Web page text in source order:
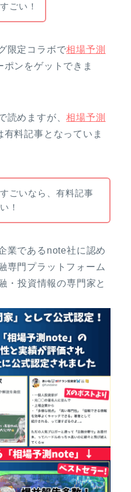
ごい！
限定コラボで相場予測
ポンをゲットできま
読めますが、相場予測
有料記事となっていま
ごいなら、有料記事
！
業であるnote社に認め
専門プラットフォーム
・投資情報の専門家と